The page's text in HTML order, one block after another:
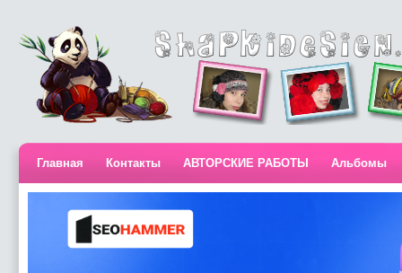
Главная Контакты АВТОРСКИЕ РАБОТЫ Альбомы